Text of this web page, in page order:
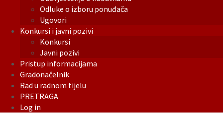
Odluke o izboru ponuđača
Ugovori
Konkursi i javni pozivi
Konkursi
Javni pozivi
Pristup informacijama
Gradonačelnik
Rad u radnom tijelu
PRETRAGA
Log in